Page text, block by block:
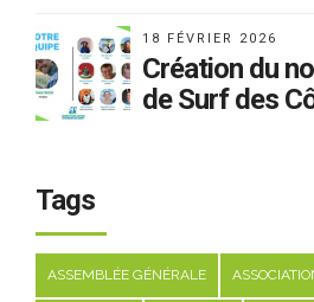
18 FÉVRIER 2026
Création du
de Surf des
Tags
ASSEMBLÉE GÉNÉRALE